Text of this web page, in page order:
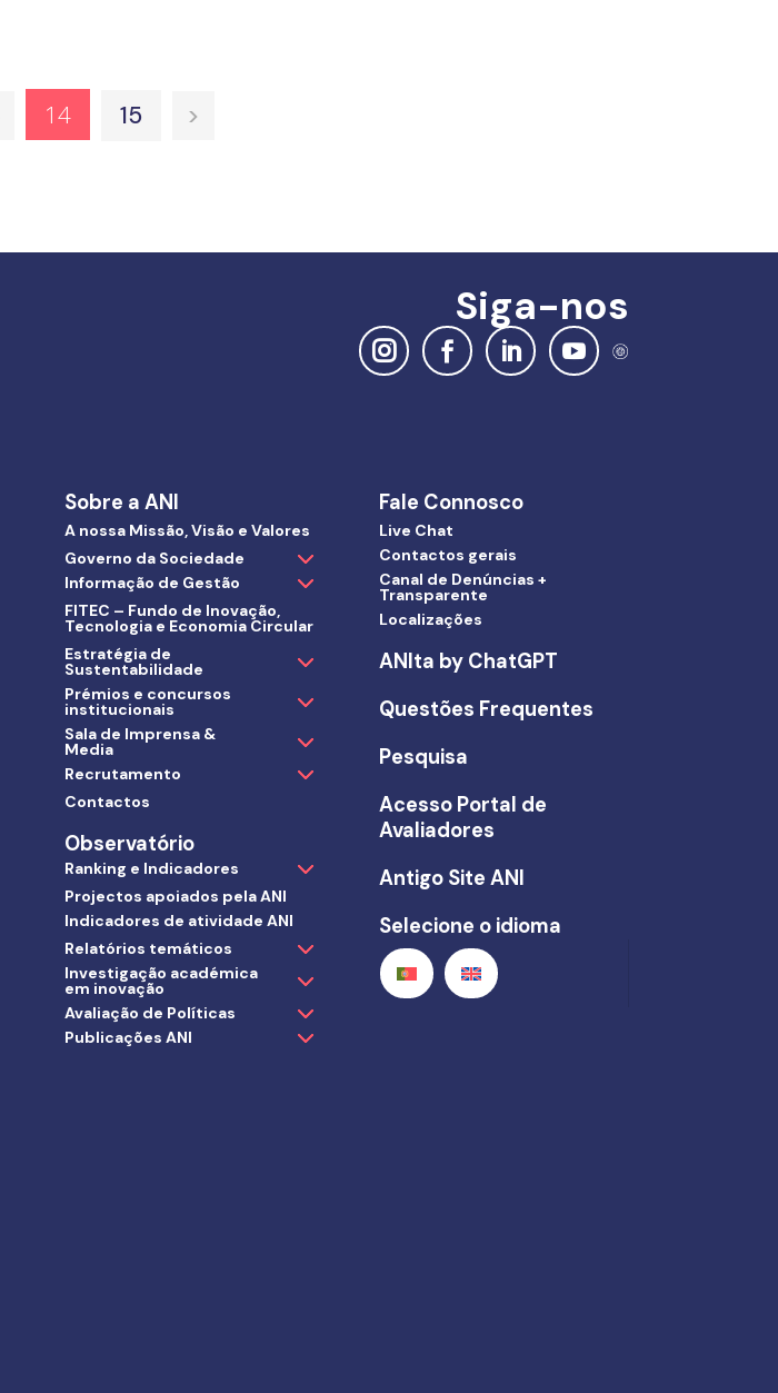
14 15 >
Siga-nos
Sobre a ANI
A nossa Missão, Visão e Valores
Governo da Sociedade
Informação de Gestão
FITEC – Fundo de Inovação,
Tecnologia e Economia Circular
Estratégia de
Sustentabilidade
Prémios e concursos
institucionais
Sala de Imprensa &
Media
Recrutamento
Contactos
Observatório
Ranking e Indicadores
Projectos apoiados pela ANI
Indicadores de atividade ANI
Relatórios temáticos
Investigação académica
em inovação
Avaliação de Políticas
Publicações ANI
Fale Connosco
Live Chat
Contactos gerais
Canal de Denúncias +
Transparente
Localizações
ANIta by ChatGPT
Questões Frequentes
Pesquisa
Acesso Portal de
Avaliadores
Antigo Site ANI
Selecione o idioma